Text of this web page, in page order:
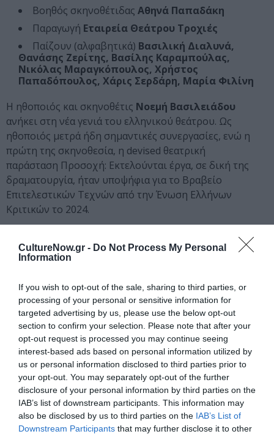
CultureNow.gr - Do Not Process My Personal
Information
If you wish to opt-out of the sale, sharing to third parties, or
processing of your personal or sensitive information for
targeted advertising by us, please use the below opt-out
section to confirm your selection. Please note that after your
opt-out request is processed you may continue seeing
interest-based ads based on personal information utilized by
us or personal information disclosed to third parties prior to
your opt-out. You may separately opt-out of the further
disclosure of your personal information by third parties on the
IAB’s list of downstream participants. This information may
also be disclosed by us to third parties on the IAB’s List of
Downstream Participants that may further disclose it to other
Βοηθός σκηνοθέτιδας Αθηνά Παπαδάκη
Παραγωγή Εταιρεία Θεάτρου Τροχιές
Παίζουν (αλφαβητικά) Βασιλική Διαλυνά,
Θανάσης Ζερίτης, Βασίλης Καραμπούλας,
Νικόλας Μαραγκόπουλος, Χρήστος
Παπαδόπουλος, Χάρις Σερδάρη, Μαρία Φιλίνη
Η ηθοποιός και σκηνοθέτις Νοεμή Βασιλειάδου
ανήκει στη νέα γενιά του ελληνικού θεάτρου. Ως
ηθοποιός μετρά ήδη σημαντικές συνεργασίες, ενώ η
πρώτη της σκηνοθεσία, η devised θεατρική
παράσταση Προσοχή: Εκτελούνται έργα, σε δική της
δραματουργία, ήταν υποψήφια για το Βραβείο
Επιτελεστικών Τεχνών από την Ένωση Ελλήνων
Κριτικών το 2024.
Φεστιβάλ Αθηνών Επιδαύρου 2025: Γιορτάζει τα 70 του
Φεστιβάλ Αθηνών Επιδαύρου 2025: Αναλυτικά οι παραγωγές
στην Πειραιώς 260
Φεστιβάλ Αθηνών Επιδαύρου 2025: Τι θα δούμε στο Αρχαίο
Θέατρο Επιδαύρου
Φεστιβάλ Αθηνών Επιδαύρου 2025: Το πρόγραμμα στο
Μικρό Θέατρο Αρχαίας Επιδαύρου
Φεστιβάλ Αθηνών Επιδαύρου 2025: Τι θα δούμε στο
Ηρώδειο
Φεστιβάλ Αθηνών Επιδαύρου 2025: Τι θα ακούσουμε στο
Δημοτικό Θέατρο Λυκαβηττού